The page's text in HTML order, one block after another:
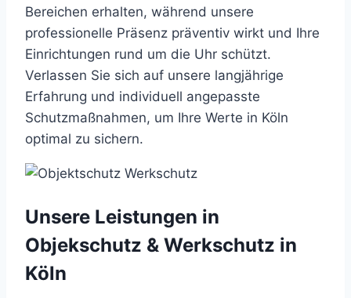
Bereichen erhalten, während unsere
professionelle Präsenz präventiv wirkt und Ihre
Einrichtungen rund um die Uhr schützt.
Verlassen Sie sich auf unsere langjährige
Erfahrung und individuell angepasste
Schutzmaßnahmen, um Ihre Werte in Köln
optimal zu sichern.
Unsere Leistungen in
Objekschutz & Werkschutz in
Köln